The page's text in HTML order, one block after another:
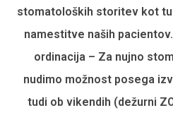
stomatoloških storitev kot
namestitve naših
ordinacija – Za nujno
nudimo možnost posega
tudi ob vikendih (dežurni